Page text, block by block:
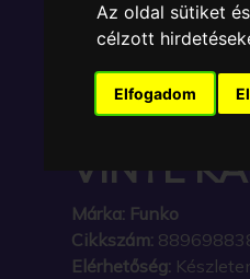
Az oldal sütiket
célzott
Elfogadom
FUNKO
THE
VINYL
Márka: Funko
Cikkszám:
Elérhetőség: